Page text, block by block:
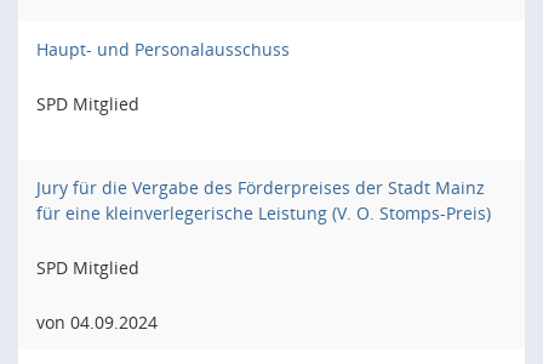
Haupt- und Personalausschuss
SPD Mitglied
Jury für die Vergabe des Förderpreises der Stadt Mainz
für eine kleinverlegerische Leistung (V. O. Stomps-Preis)
SPD Mitglied
von 04.09.2024